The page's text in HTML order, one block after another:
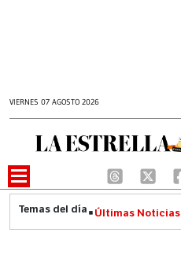
VIERNES 07 AGOSTO 2026
Últimas Noticias